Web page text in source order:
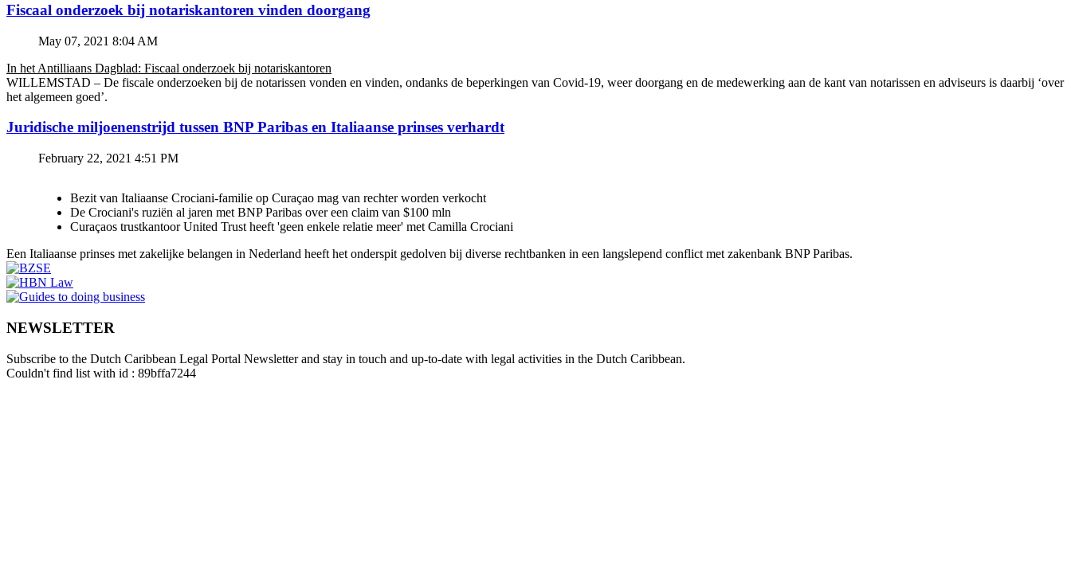
Fiscaal onderzoek bij notariskantoren vinden doorgang
May 07, 2021 8:04 AM
In het Antilliaans Dagblad: Fiscaal onderzoek bij notariskantoren
WILLEMSTAD – De fiscale onderzoeken bij de notarissen vonden en vinden, ondanks de beperkingen van Covid-19, weer doorgang en de medewerking aan de kant van notarissen en adviseurs is daarbij ‘over
het algemeen goed’.
Juridische miljoenenstrijd tussen BNP Paribas en Italiaanse prinses verhardt
February 22, 2021 4:51 PM
Bezit van Italiaanse Crociani-familie op Curaçao mag van rechter worden verkocht
De Crociani's ruziën al jaren met BNP Paribas over een claim van $100 mln
Curaçaos trustkantoor United Trust heeft 'geen enkele relatie meer' met Camilla Crociani
Een Italiaanse prinses met zakelijke belangen in Nederland heeft het onderspit gedolven bij diverse rechtbanken in een langslepend conflict met zakenbank BNP Paribas.
NEWSLETTER
Subscribe to the Dutch Caribbean Legal Portal Newsletter and stay in touch and up-to-date with legal activities in the Dutch Caribbean.
Couldn't find list with id : 89bffa7244